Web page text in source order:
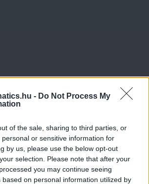
- Do Not Process My
of the sale, sharing to third parties, or
or sensitive information for
by us, please use the below opt-out
selection. Please note that after your
you may continue seeing
based on personal information utilized by